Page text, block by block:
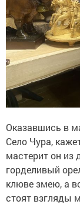
Оказавшись в
Село Чура,
мастерит он из
горделивый
клюве змею, а
стоят взгляды